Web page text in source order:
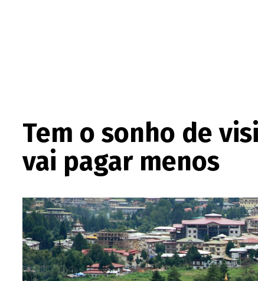
Tem o sonho de
vai pagar menos